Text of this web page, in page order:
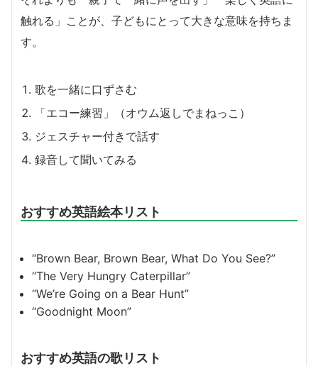
触れる」ことが、子どもにとって大きな意味を持ちま
す。
歌を一緒に口ずさむ
「エコー練習」（オウム返しでまねっこ）
ジェスチャー付きで話す
録音して聞いてみる
おすすめ英語絵本リスト
“Brown Bear, Brown Bear, What Do You See?”
“The Very Hungry Caterpillar”
“We’re Going on a Bear Hunt”
“Goodnight Moon”
おすすめ英語の歌リスト